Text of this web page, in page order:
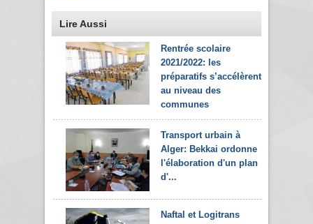
Lire Aussi
Rentrée scolaire
2021/2022: les
préparatifs s’accélèrent
au niveau des
communes
Transport urbain à
Alger: Bekkai ordonne
l'élaboration d'un plan
d'...
Naftal et Logitrans